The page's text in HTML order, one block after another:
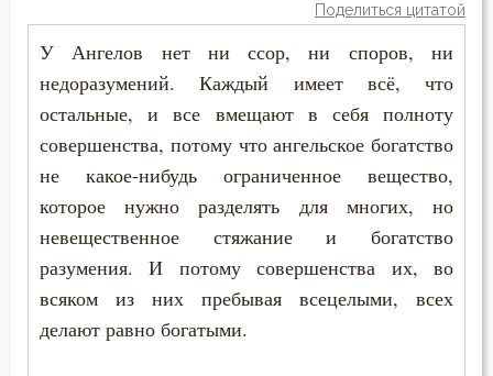
Бесплодие
Бесстрастие
Бесы
Благоговение
Благодать
Благоразумие
Иоанн Дамаскин
Иоанн Карпафский
Иоанн Кассиан Римлянин
Иоанн Лествичник
Иоанн Мосх
Поделиться цитатой
У Ангелов нет ни ссор, ни споров, ни
недоразумений. Каждый имеет всё, что
остальные, и все вмещают в себя полноту
совершенства, потому что ангельское богатство
не какое-нибудь ограниченное вещество,
которое нужно разделять для многих, но
невещественное стяжание и богатство
разумения. И потому совершенства их, во
всяком из них пребывая всецелыми, всех
делают равно богатыми.